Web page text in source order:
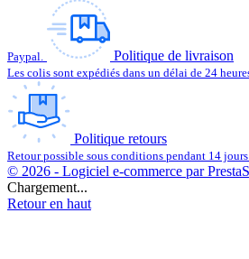
Paypal. Politique de livraison
Les colis sont expédiés dans un délai de 24
Politique retours
Retour possible sous conditions pendant 14
© 2026 - Logiciel e-commerce par
Chargement...
Retour en haut